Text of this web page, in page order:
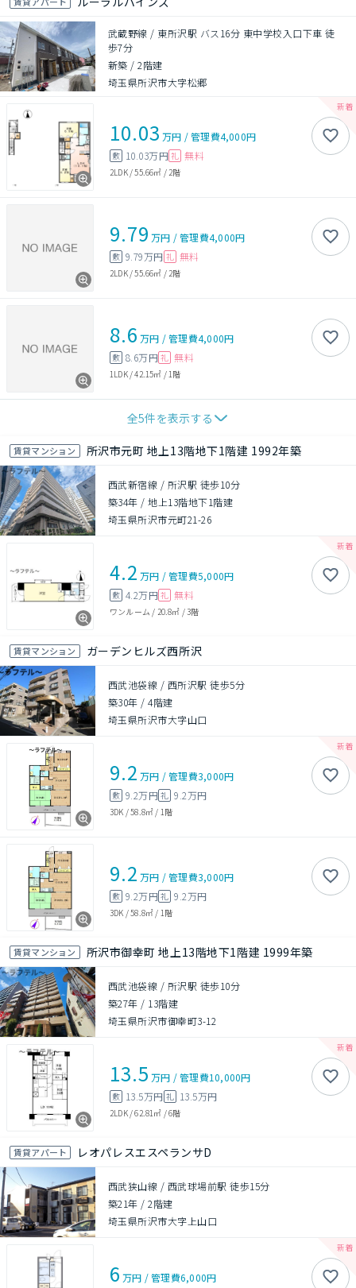
武蔵野線 / 東所沢駅 バス16分 東中学校入口下車 徒
歩7分
新築 /2階建
埼玉県所沢市大字松郷
10.03 万円 /管理費4,000円
敷 10.03万円 礼 無料
2LDK/55.66㎡ / 2階
9.79 万円 /管理費4,000円
敷 9.79万円 礼 無料
2LDK/55.66㎡ / 2階
8.6 万円 /管理費4,000円
敷 8.6万円 礼 無料
1LDK/42.15㎡ / 1階
全5件を表示する
賃貸マンション 所沢市元町 地上13階地下1階建 1992年築
西武新宿線 / 所沢駅 徒歩10分
築34年 /地上13階地下1階建
埼玉県所沢市元町21-26
4.2 万円 /管理費5,000円
敷 4.2万円 礼 無料
ワンルーム / 20.8㎡ /3階
賃貸マンション ガーデンヒルズ西所沢
西武池袋線 / 西所沢駅 徒歩5分
築30年 /4階建
埼玉県所沢市大字山口
9.2 万円 /管理費3,000円
敷 9.2万円礼 9.2万円
3DK /58.8㎡ / 1階
9.2 万円 /管理費3,000円
敷 9.2万円礼 9.2万円
3DK /58.8㎡ / 1階
賃貸マンション 所沢市御幸町 地上13階地下1階建 1999年築
西武池袋線 / 所沢駅 徒歩10分
築27年 / 13階建
埼玉県所沢市御幸町3-12
13.5 万円 /管理費10,000円
敷 13.5万円 礼 13.5万円
2LDK/62.81㎡ /6階
賃貸アパート レオパレスエスペランサD
西武狭山線 / 西武球場前駅 徒歩15分
築21年 /2階建
埼玉県所沢市大字上山口
6 万円 /管理費6,000円